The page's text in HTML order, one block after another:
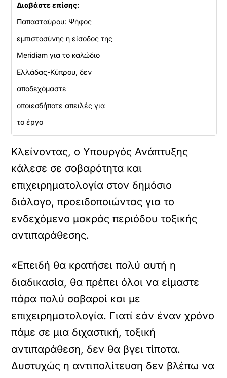
Διαβάστε επίσης:
Παπασταύρου: Ψήφος
εμπιστοσύνης η είσοδος της
Meridiam για το καλώδιο
Ελλάδας-Κύπρου, δεν
αποδεχόμαστε
οποιεσδήποτε απειλές για
το έργο
Κλείνοντας, ο Υπουργός Ανάπτυξης
κάλεσε σε σοβαρότητα και
επιχειρηματολογία στον δημόσιο
διάλογο, προειδοποιώντας για το
ενδεχόμενο μακράς περιόδου τοξικής
αντιπαράθεσης.
«Επειδή θα κρατήσει πολύ αυτή η
διαδικασία, θα πρέπει όλοι να είμαστε
πάρα πολύ σοβαροί και με
επιχειρηματολογία. Γιατί εάν έναν χρόνο
πάμε σε μια διχαστική, τοξική
αντιπαράθεση, δεν θα βγει τίποτα.
Δυστυχώς η αντιπολίτευση δεν βλέπω να